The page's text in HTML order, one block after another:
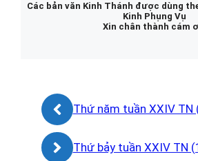
Các bản văn Kinh Thánh được dùng
Kinh Phụng Vụ
Xin chân thành cám
Thứ năm tuần XXIV TN
Thứ bảy tuần XXIV TN